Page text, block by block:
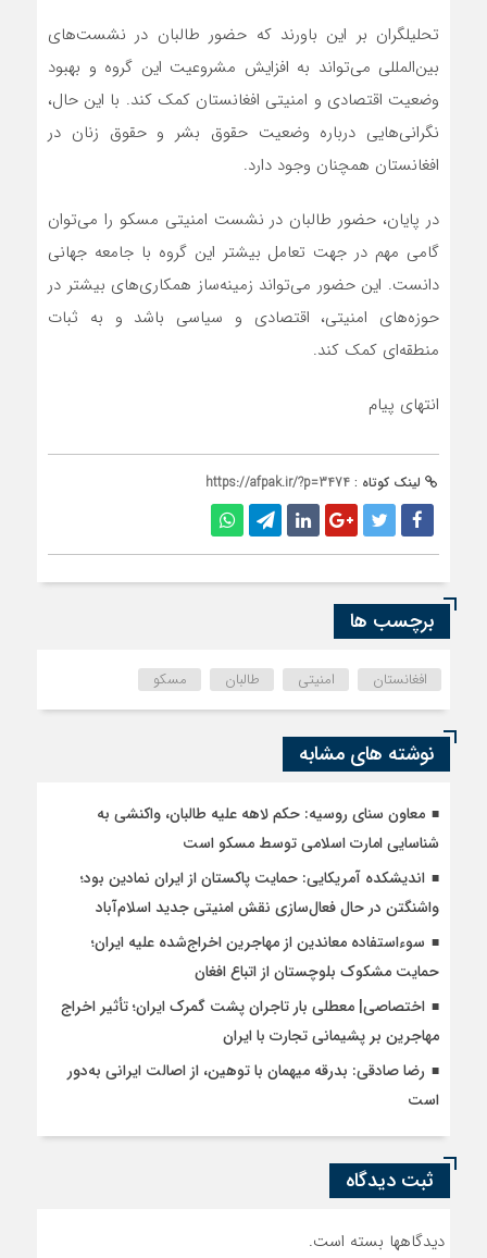
تحلیلگران بر این باورند که حضور طالبان در نشست‌های
بین‌المللی می‌تواند به افزایش مشروعیت این گروه و بهبود
وضعیت اقتصادی و امنیتی افغانستان کمک کند. با این حال،
نگرانی‌هایی درباره وضعیت حقوق بشر و حقوق زنان در
افغانستان همچنان وجود دارد.
در پایان، حضور طالبان در نشست امنیتی مسکو را می‌توان
گامی مهم در جهت تعامل بیشتر این گروه با جامعه جهانی
دانست. این حضور می‌تواند زمینه‌ساز همکاری‌های بیشتر در
حوزه‌های امنیتی، اقتصادی و سیاسی باشد و به ثبات
منطقه‌ای کمک کند.
انتهای پیام
لینک کوتاه : https://afpak.ir/?p=3474
برچسب ها
افغانستان امنیتی طالبان مسکو
نوشته های مشابه
معاون سنای روسیه: حکم لاهه علیه طالبان، واکنشی به
شناسایی امارت اسلامی توسط مسکو است
اندیشکده آمریکایی: حمایت پاکستان از ایران نمادین بود؛
واشنگتن در حال فعال‌سازی نقش امنیتی جدید اسلام‌آباد
سوءاستفاده معاندین از مهاجرین اخراج‌شده علیه ایران؛
حمایت مشکوک بلوچستان از اتباع افغان
اختصاصی| معطلی بار تاجران پشت گمرک ایران؛ تأثیر اخراج
مهاجرین بر پشیمانی تجارت با ایران
رضا صادقی: بدرقه میهمان با توهین، از اصالت ایرانی به‌دور
است
ثبت دیدگاه
دیدگاهها بسته است.